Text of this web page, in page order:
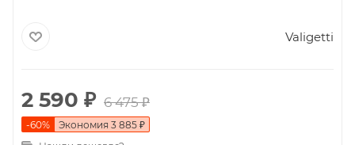
Valigetti
2 590 ₽ 6 475₽
-60% Экономия 3 885 ₽